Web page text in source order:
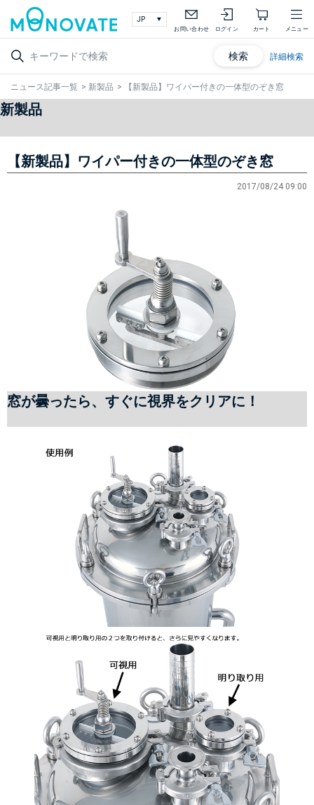
お問い合わせ ログイン カート メニュー
検索 詳細検索
ニュース記事一覧 > 新製品 > 【新製品】ワイパー付きの一体型のぞき窓
新製品
【新製品】ワイパー付きの一体型のぞき窓
2017/08/24 09:00
窓が曇ったら、すぐに視界をクリアに！